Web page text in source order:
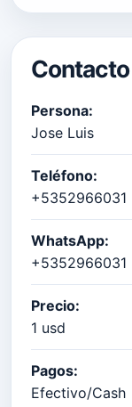
Contacto
Persona:
Jose Luis
Teléfono:
+5352966031
WhatsApp:
+5352966031
Precio:
1 usd
Pagos:
Efectivo/Cash